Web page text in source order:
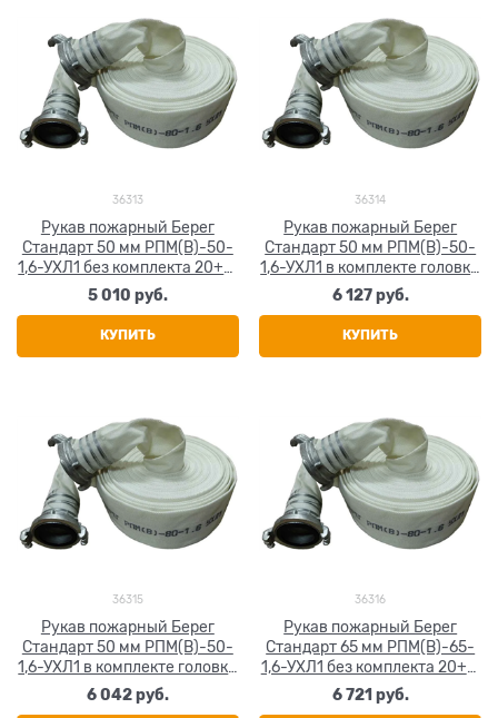
36313
Рукав пожарный Берег
Стандарт 50 мм РПМ(В)-50-
1,6-УХЛ1 без комплекта 20+-1
м
5 010 руб.
КУПИТЬ
36314
Рукав пожарный Берег
Стандарт 50 мм РПМ(В)-50-
1,6-УХЛ1 в комплекте головки
ГР-50А 20+-1 м
6 127 руб.
КУПИТЬ
36315
Рукав пожарный Берег
Стандарт 50 мм РПМ(В)-50-
1,6-УХЛ1 в комплекте головка
и ствол ГР-50А и РС-50,01А
20+-1 м
6 042 руб.
36316
Рукав пожарный Берег
Стандарт 65 мм РПМ(В)-65-
1,6-УХЛ1 без комплекта 20+-1
м
6 721 руб.